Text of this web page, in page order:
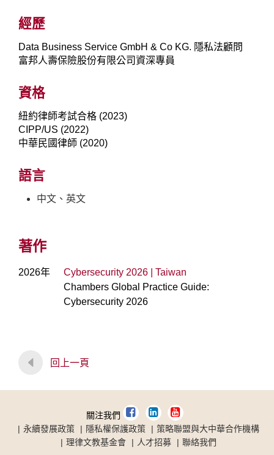
經歷
Data Business Service GmbH & Co KG. 隱私法顧問
富邦人壽保險股份有限公司資深專員
資格
紐約律師考試合格 (2023)
CIPP/US (2022)
中華民國律師 (2020)
語言
中文、英文
著作
2026年
Cybersecurity 2026 | Taiwan
Chambers Global Practice Guide:
Cybersecurity 2026
回上一頁
關注我們
永續發展政策
隱私權保護政策
策略聯盟與大中華合作機構
理律文教基金會
人才招募 聯絡我們